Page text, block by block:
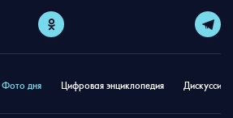
Фото дня Цифровая энциклопедия